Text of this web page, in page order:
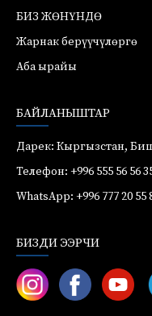
БИЗ ЖӨНҮНДӨ
Жарнак берүүчүлөргө
Аба ырайы
БАЙЛАНЫШТАР
Дарек: Кыргызстан,
Телефон: +996 555 56 56
WhatsApp: +996 777 20 55
БИЗДИ ЭЭРЧИ